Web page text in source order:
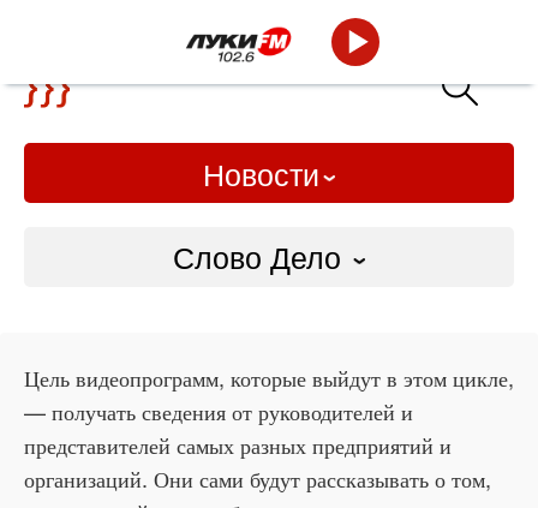
Новости
Слово Дело
Слово Дело
Народные
ВТРК
Цель видеопрограмм, которые выйдут в этом цикле,
— получать сведения от руководителей и
представителей самых разных предприятий и
организаций. Они сами будут рассказывать о том,